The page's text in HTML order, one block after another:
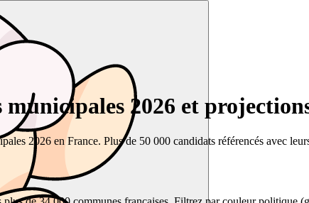
2026 et
2026 en France. Plus de 50 000 candidats référencés avec